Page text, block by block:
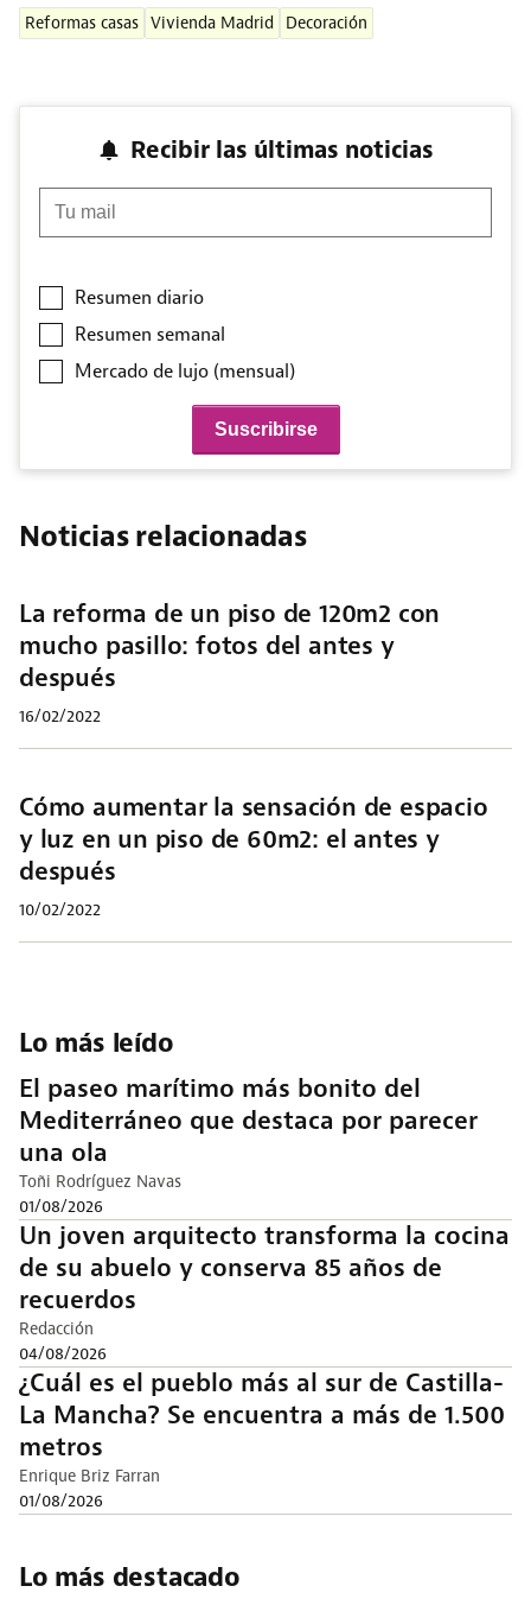
Reformas casas Vivienda Madrid Decoración
Recibir las últimas noticias
Tu mail
Resumen diario
Resumen semanal
Mercado de lujo (mensual)
Noticias relacionadas
La reforma de un piso de 120m2 con
mucho pasillo: fotos del antes y
después
16/02/2022
Cómo aumentar la sensación de espacio
y luz en un piso de 60m2: el antes y
después
10/02/2022
Lo más leído
El paseo marítimo más bonito del
Mediterráneo que destaca por parecer
una ola
Toñi Rodríguez Navas
01/08/2026
Un joven arquitecto transforma la cocina
de su abuelo y conserva 85 años de
recuerdos
Redacción
04/08/2026
¿Cuál es el pueblo más al sur de Castilla-
La Mancha? Se encuentra a más de 1.500
metros
Enrique Briz Farran
01/08/2026
Lo más destacado